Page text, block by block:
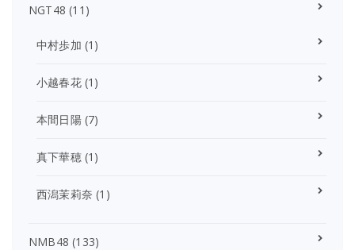
NGT48 (11)
中村歩加 (1)
小越春花(1)
本間日陽(7)
真下華穂(1)
西潟茉莉奈 (1)
NMB48 (133)